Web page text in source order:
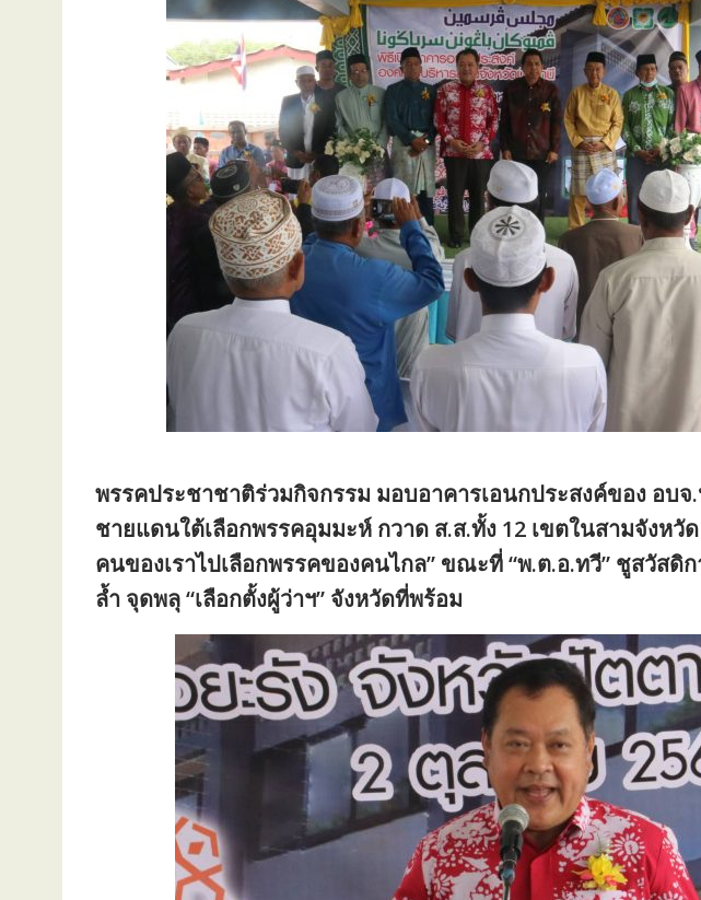
พรรคประชาชาติร่วมกิจกรรม มอบอาคารเอนกประสงค์ของ อบ
ชายแดนใต้เลือกพรรคอุมมะห์ กวาด ส.ส.ทั้ง 12 เขตในสามจังหวั
คนของเราไปเลือกพรรคของคนไกล” ขณะที่ “พ.ต.อ.ทวี” ชูสวัสดิ
ล้ำ จุดพลุ “เลือกตั้งผู้ว่าฯ” จังหวัดที่พร้อม